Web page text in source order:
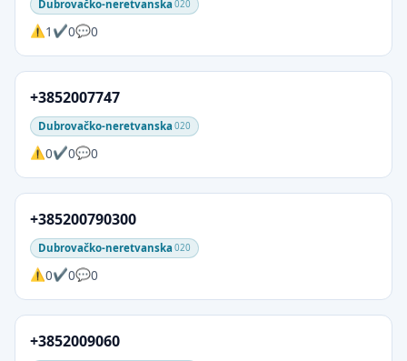
Dubrovačko-neretvanska 020
1 0 0
+3852007747
Dubrovačko-neretvanska 020
0 0 0
+385200790300
Dubrovačko-neretvanska 020
0 0 0
+3852009060